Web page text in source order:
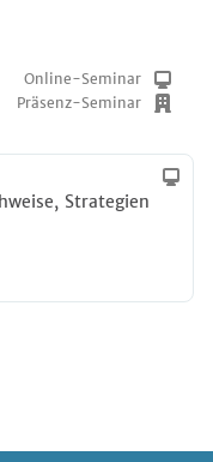
Online-Seminar
Präsenz-Seminar
Strategien